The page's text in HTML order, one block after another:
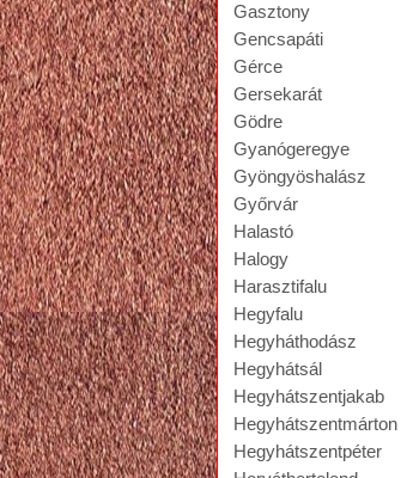
Gasztony
Gencsapáti
Gérce
Gersekarát
Gödre
Gyanógeregye
Gyöngyöshalász
Győrvár
Halastó
Halogy
Harasztifalu
Hegyfalu
Hegyháthodász
Hegyhátsál
Hegyhátszentjakab
Hegyhátszentmárton
Hegyhátszentpéter